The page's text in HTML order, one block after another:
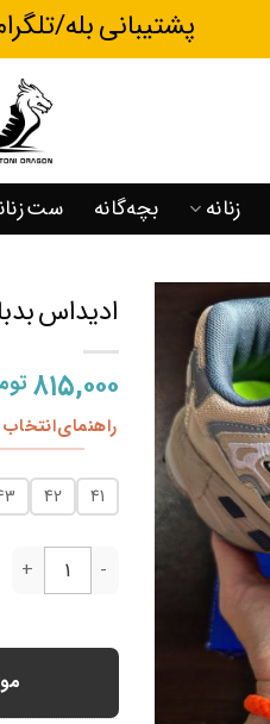
پشتیبانی بله/تلگرام
زنانه بچه‌گانه ست
ادیداس
۸۱۵,۰۰۰
راهنمای
41
42
ادیداس بدبانی